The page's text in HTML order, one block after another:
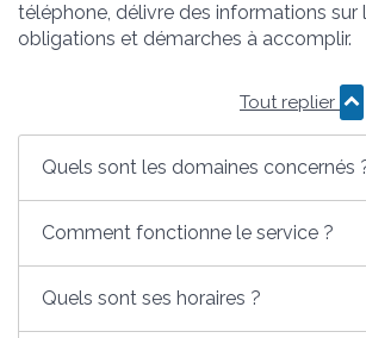
téléphone, délivre des informations sur
obligations et démarches à accomplir.
Tout replier
Quels sont les domaines concernés
Comment fonctionne le service ?
Quels sont ses horaires ?